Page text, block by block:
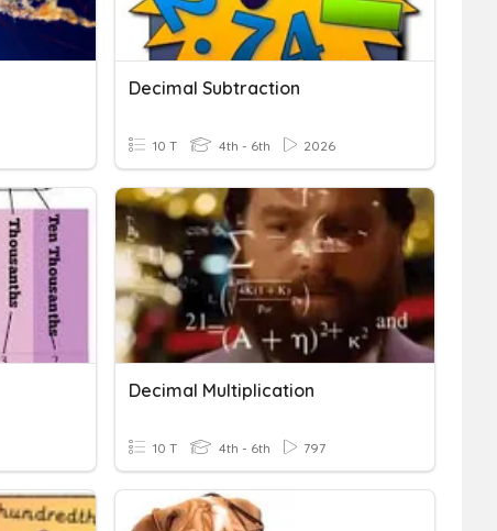
Decimal Subtraction
10 T 4th - 6th 2026
Decimal Multiplication
10 T 4th - 6th 797